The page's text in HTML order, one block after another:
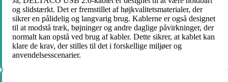
og slidstærkt. Det er fremstillet af højkvalitetsmaterialer, der
sikrer en pålidelig og langvarig brug. Kablerne er også designet
til at modstå træk, bøjninger og andre daglige påvirkninger, der
normalt kan opstå ved brug af kabler. Dette sikrer, at kablet kan
klare de krav, der stilles til det i forskellige miljøer og
anvendelsesscenarier.